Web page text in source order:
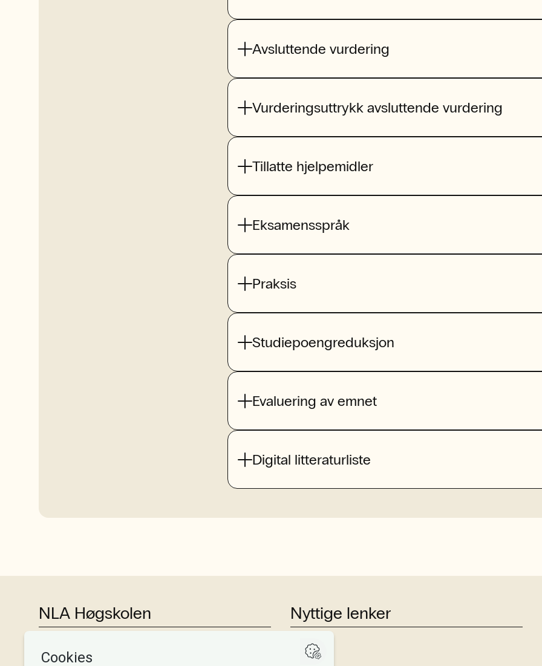
Avsluttende vurdering
Vurderingsuttrykk avsluttende vurdering
Tillatte hjelpemidler
Eksamensspråk
Praksis
Studiepoengreduksjon
Evaluering av emnet
Digital litteraturliste
NLA Høgskolen
Tlf:+47 55 54 07 00
Nyttige lenker
Studier